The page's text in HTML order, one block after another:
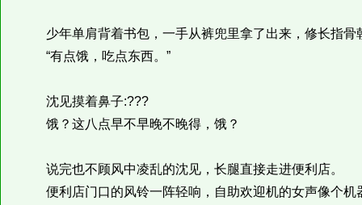
少年单肩背着书包，一手从裤兜里拿了出来，修长指骨
“有点饿，吃点东西。”
沈见摸着鼻子:???
饿？这八点早不早晚不晚得，饿？
说完也不顾风中凌乱的沈见，长腿直接走进便利店。
便利店门口的风铃一阵轻响，自助欢迎机的女声像个机